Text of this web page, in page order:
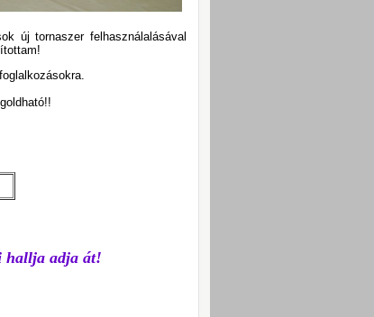
új tornaszer felhasználalásával
hallja adja át!